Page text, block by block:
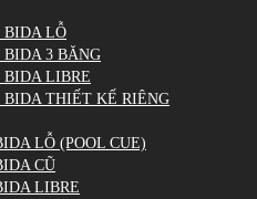
BIDA LỖ
BIDA 3 BĂNG
BIDA LIBRE
BIDA THIẾT KẾ RIÊNG
LỖ (POOL CUE)
CŨ
LIBRE